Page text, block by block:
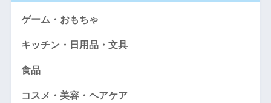
ゲーム・おもちゃ
キッチン・日用品・文具
食品
コスメ・美容・ヘアケア